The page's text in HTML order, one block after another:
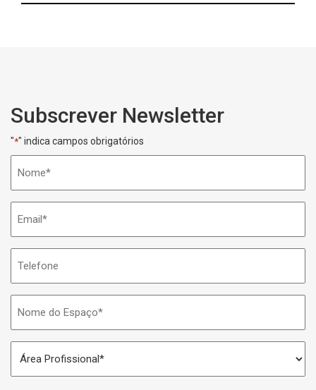
Subscrever Newsletter
"*" indica campos obrigatórios
do
Espaço
Profissional
*